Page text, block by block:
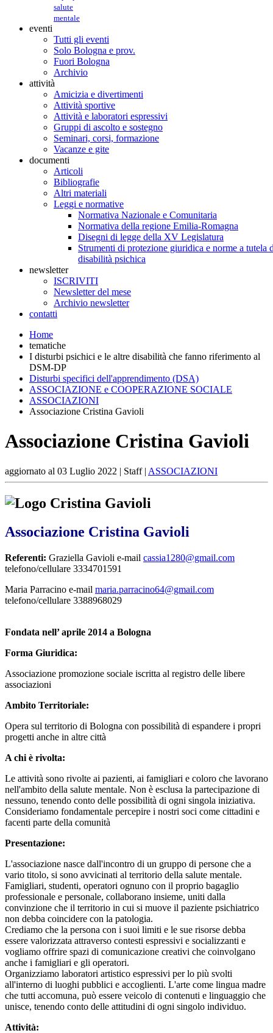
salute
mentale
eventi
Tutti gli eventi
Solo Bologna e prov.
Fuori Bologna
Archivio
attività
Amicizia e divertimenti
Attività sportive
Attività e laboratori espressivi
Gruppi di ascolto e sostegno
Seminari, corsi, formazione
Vacanze e gite
documenti
Articoli
Bibliografie
Altri materiali
Leggi e normative
Normativa Nazionale e Comunitaria
Normativa della regione Emilia-Romagna
Disegni di legge della XV Legislatura
Strumenti di protezione giuridica e norme a tutela
disabilità psichica
newsletter
ISCRIVITI
Newsletter del mese
Archivio newsletter
contatti
Home
tematiche
I disturbi psichici e le altre disabilità che fanno riferimento al
DSM-DP
Disturbi specifici dell'apprendimento (DSA)
ASSOCIAZIONE e COOPERAZIONE SOCIALE
ASSOCIAZIONI
Associazione Cristina Gavioli
Associazione Cristina Gavioli
aggiornato al 03 Luglio 2022 | Staff | ASSOCIAZIONI
Associazione Cristina Gavioli
Referenti: Graziella Gavioli e-mail cassia1280@gmail.com
telefono/cellulare 3334701591
Maria Parracino e-mail maria.parracino64@gmail.com
telefono/cellulare 3388968029
Fondata nell’ aprile 2014 a Bologna
Forma Giuridica:
Associazione promozione sociale iscritta al registro delle libere
associazioni
Ambito Territoriale:
Opera sul territorio di Bologna con possibilità di espandere i propri
progetti anche in altre città
A chi è rivolta:
Le attività sono rivolte ai pazienti, ai famigliari e coloro che lavorano
nell'ambito della salute mentale. Non è esclusa la partecipazione di
nessuno, tenendo conto delle possibilità di ogni singola iniziativa.
Consideriamo fondamentale percepire i nostri soci come cittadini e
facenti parte della comunità
Presentazione:
L'associazione nasce dall'incontro di un gruppo di persone che a
vario titolo, si sono avvicinati al territorio della salute mentale.
Famigliari, studenti, operatori ognuno con il proprio bagaglio
professionale e personale, collaborano insieme, uniti dalla
convinzione che il territorio in cui si muove il paziente psichiatrico
non debba coincidere con la patologia.
Crediamo che la persona con i suoi limiti e le sue risorse debba
essere valorizzata attraverso contesti espressivi e socializzanti e
vogliamo offrire spazi di comunicazione creativi che coinvolgano
anche i famigliari e gli operatori.
Organizziamo laboratori artistico espressivi per lo più svolti
all'interno di luoghi pubblici e accoglienti. L'arte come lingua madre
che tutti accomuna, può essere veicolo di contenuti e linguaggio che
unisce, tenendo conto delle attitudini di ogni singolo individuo.
Attività: